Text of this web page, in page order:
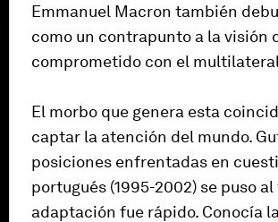
Emmanuel Macron también
como un contrapunto a la visión
comprometido con el
El morbo que genera esta
captar la atención del mundo.
posiciones enfrentadas en
portugués (1995-2002) se puso
adaptación fue rápido. Conocía